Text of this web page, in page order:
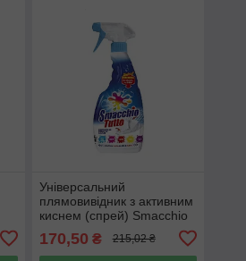
Універсальний
плямовивідник з активним
киснем (спрей) Smacchio
170,50 ₴ 215,02 ₴